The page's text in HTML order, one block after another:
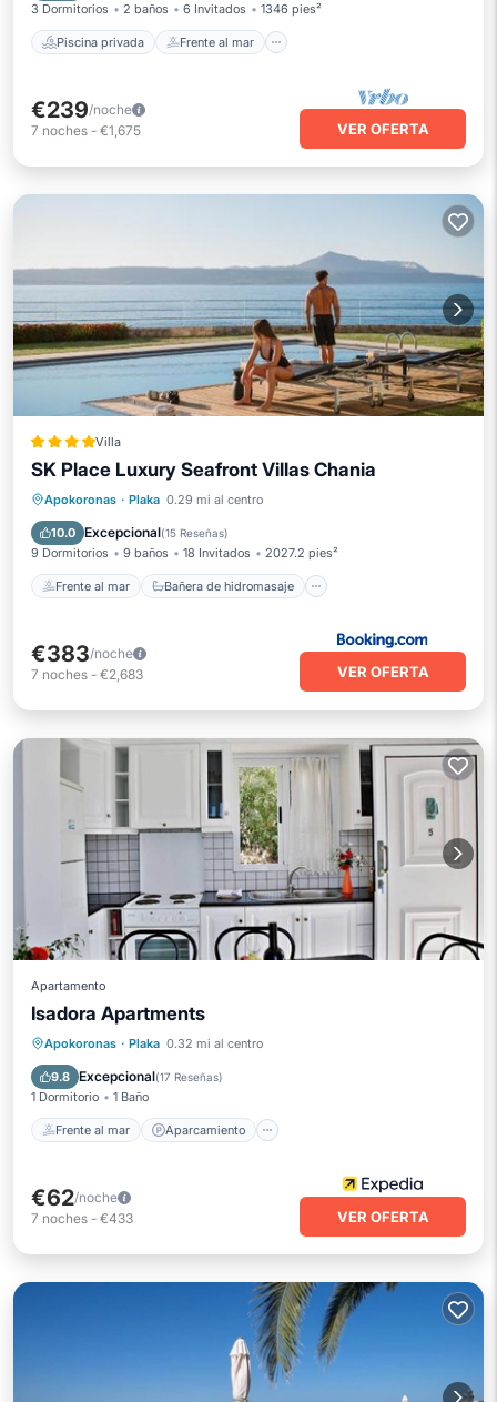
3 Dormitorios 2 baños 6 Invitados 1346 pies²
Piscina privada Frente al mar
€239/noche
7 noches - €1,675 VER OFERTA
Villa
SK Place Luxury Seafront Villas Chania
Apokoronas · Plaka 0.29 mi al centro
10.0 Excepcional(15 Reseñas)
9 Dormitorios 9 baños 18 Invitados 2027.2 pies²
Frente al mar Bañera de hidromasaje
Frente al mar
Bañera de hidromasaje
Desayuno
Estación de carga para vehículos eléctricos
€383/noche
7 noches - €2,683 VER OFERTA
Apartamento
Isadora Apartments
Apokoronas · Plaka 0.32 mi al centro
9.8 Excepcional(17 Reseñas)
1 Dormitorio 1 Baño
Frente al mar Aparcamiento
Frente al mar
Aparcamiento
Vista al mar
€62/noche
7 noches - €433 VER OFERTA